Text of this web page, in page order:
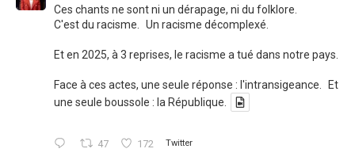
Ces chants ne sont ni un dérapage, ni du folklore.
C'est du racisme. Un racisme décomplexé.
Et en 2025, à 3 reprises, le racisme a tué dans notre pays.
Face à ces actes, une seule réponse : l'intransigeance. Et
une seule boussole : la République.
47 172 Twitter